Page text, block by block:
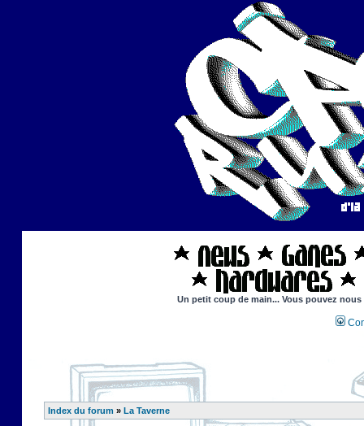
Un petit coup de main... Vous pouvez
Index du forum » La Taverne